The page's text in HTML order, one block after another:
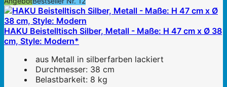
HAKU Beistelltisch Silber, Metall - Maße: H 47 cm x Ø 38
cm, Style: Modern*
aus Metall in silberfarben lackiert
Durchmesser: 38 cm
Belastbarkeit: 8 kg